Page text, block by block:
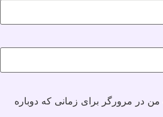
من در مرورگر برای زمانی که دوباره